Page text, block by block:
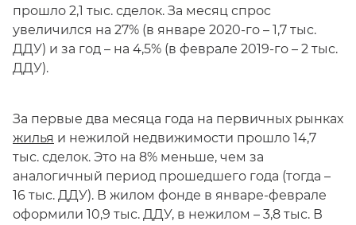
прошло 2,1 тыс. сделок. За месяц спрос
увеличился на 27% (в январе 2020-го – 1,7 тыс.
ДДУ) и за год – на 4,5% (в феврале 2019-го – 2 тыс.
ДДУ).
За первые два месяца года на первичных рынках
жилья и нежилой недвижимости прошло 14,7
тыс. сделок. Это на 8% меньше, чем за
аналогичный период прошедшего года (тогда –
16 тыс. ДДУ). В жилом фонде в январе-феврале
оформили 10,9 тыс. ДДУ, в нежилом – 3,8 тыс. В